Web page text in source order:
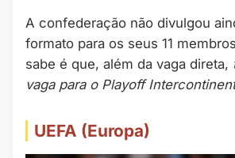
A confederação não divulgou
formato para os seus 11
sabe é que, além da vaga direta,
vaga para o Playoff
UEFA (Europa)